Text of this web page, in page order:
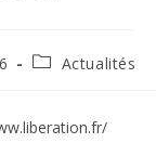
PostActualités